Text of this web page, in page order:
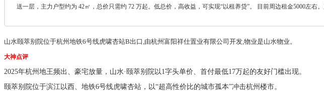
送一层，主力户型约为 42㎡，总价只需约 72 万起。低总价，高收益，可实现“以租养贷”。 目前周边租金5000左右
山水颐萃别院位于杭州地铁6号线虎啸杏站B出口,由杭州富阳祥仕置业有限公司开发,物业是山水物业。
大神点评
2025年杭州地王频出、豪宅放量，山水·颐萃别院以1字头单价、首付最低17万起的友好门槛出现。
颐萃别院位于滨江以西、地铁6号线虎啸杏站，以“超高性价比的城市孤本”冲击杭州楼市。